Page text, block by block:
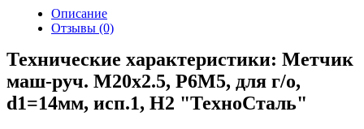
Описание
Отзывы (0)
Технические характеристики: Метчик
маш-руч. М20х2.5, Р6М5, для г/о,
d1=14мм, исп.1, H2 "ТехноСталь"